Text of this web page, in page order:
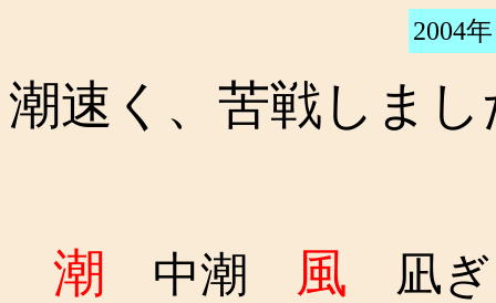
2004
潮速く、苦戦しまし
潮 中潮 風 凪